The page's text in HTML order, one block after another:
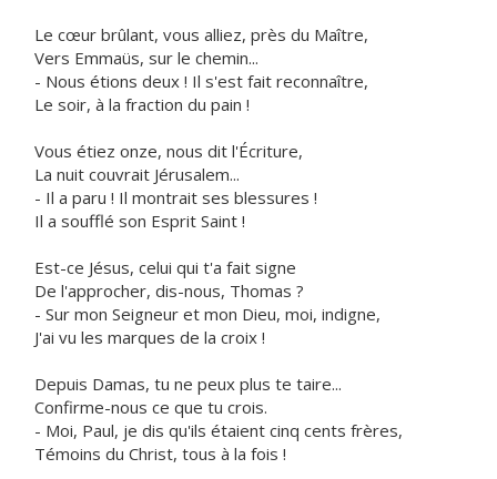
Le cœur brûlant, vous alliez, près du Maître,
Vers Emmaüs, sur le chemin...
- Nous étions deux ! Il s'est fait reconnaître,
Le soir, à la fraction du pain !
Vous étiez onze, nous dit l'Écriture,
La nuit couvrait Jérusalem...
- Il a paru ! Il montrait ses blessures !
Il a soufflé son Esprit Saint !
Est-ce Jésus, celui qui t'a fait signe
De l'approcher, dis-nous, Thomas ?
- Sur mon Seigneur et mon Dieu, moi, indigne,
J'ai vu les marques de la croix !
Depuis Damas, tu ne peux plus te taire...
Confirme-nous ce que tu crois.
- Moi, Paul, je dis qu'ils étaient cinq cents frères,
Témoins du Christ, tous à la fois !